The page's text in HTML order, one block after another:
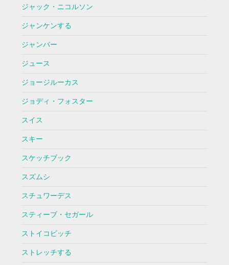
ジャック・ニコルソン
ジャンケンする
ジャンバー
ジュース
ジョージルーカス
ジョディ・フォスター
スイス
スキー
スケッチブック
スズムシ
スチュワーデス
スティーブ・セガール
ストイコビッチ
ストレッチする